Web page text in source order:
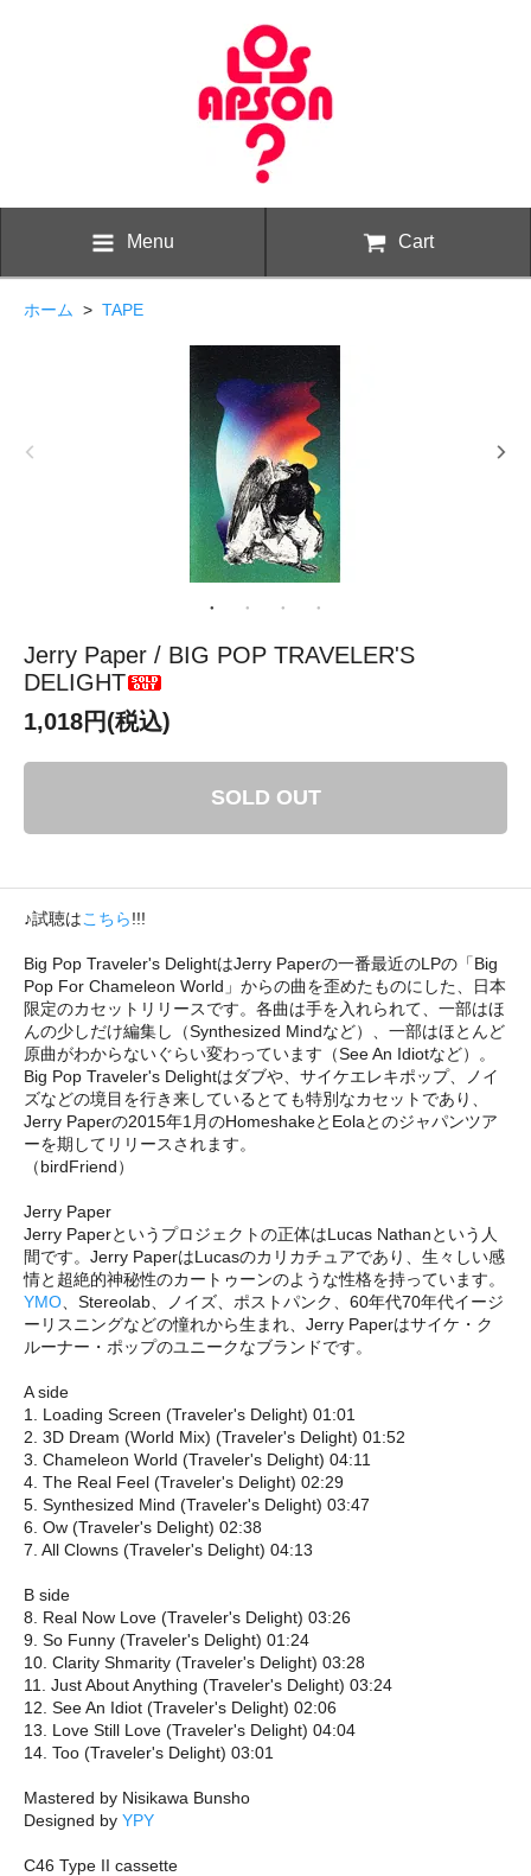
Menu Cart
ホーム > TAPE
Jerry Paper / BIG POP TRAVELER'S
DELIGHT
1,018円(税込)
SOLD OUT
♪試聴はこちら!!!
Big Pop Traveler's DelightはJerry Paperの一番最近のLPの「Big
Pop For Chameleon World」からの曲を歪めたものにした、日本
限定のカセットリリースです。各曲は手を入れられて、一部はほ
んの少しだけ編集し（Synthesized Mindなど）、一部はほとんど
原曲がわからないぐらい変わっています（See An Idiotなど）。
Big Pop Traveler's Delightはダブや、サイケエレキポップ、ノイ
ズなどの境目を行き来しているとても特別なカセットであり、
Jerry Paperの2015年1月のHomeshakeとEolaとのジャパンツア
ーを期してリリースされます。
（birdFriend）
Jerry Paper
Jerry Paperというプロジェクトの正体はLucas Nathanという人
間です。Jerry PaperはLucasのカリカチュアであり、生々しい感
情と超絶的神秘性のカートゥーンのような性格を持っています。
YMO 、Stereolab、ノイズ、ポストパンク、60年代70年代イージ
ーリスニングなどの憧れから生まれ、Jerry Paperはサイケ・ク
ルーナー・ポップのユニークなブランドです。
A side
1. Loading Screen (Traveler's Delight) 01:01
2. 3D Dream (World Mix) (Traveler's Delight) 01:52
3. Chameleon World (Traveler's Delight) 04:11
4. The Real Feel (Traveler's Delight) 02:29
5. Synthesized Mind (Traveler's Delight) 03:47
6. Ow (Traveler's Delight) 02:38
7. All Clowns (Traveler's Delight) 04:13
B side
8. Real Now Love (Traveler's Delight) 03:26
9. So Funny (Traveler's Delight) 01:24
10. Clarity Shmarity (Traveler's Delight) 03:28
11. Just About Anything (Traveler's Delight) 03:24
12. See An Idiot (Traveler's Delight) 02:06
13. Love Still Love (Traveler's Delight) 04:04
14. Too (Traveler's Delight) 03:01
Mastered by Nisikawa Bunsho
Designed by YPY
C46 Type II cassette